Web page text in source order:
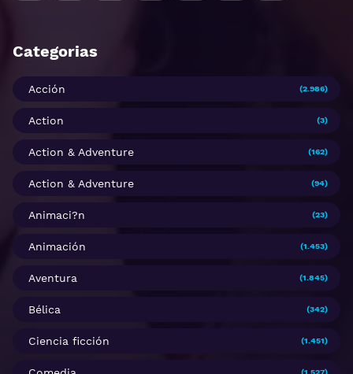
Categorias
Acción (2.986)
Action (3)
Action & Adventure (162)
Action & Adventure (94)
Animaci?n (23)
Animación (1.453)
Aventura (1.845)
Bélica (342)
Ciencia ficción (1.451)